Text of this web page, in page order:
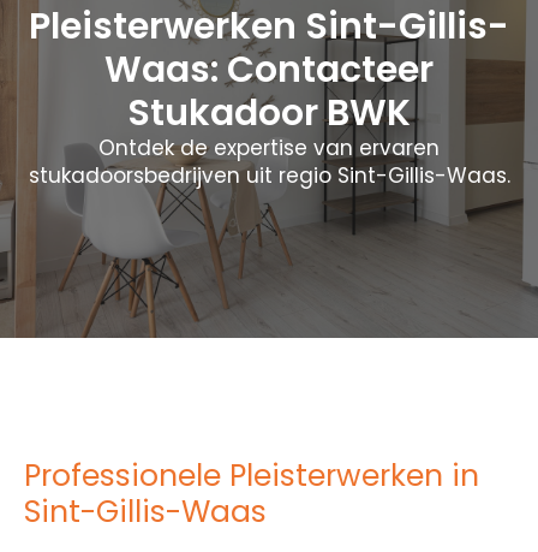
Pleisterwerken Sint-Gillis-
Waas: Contacteer
Stukadoor BWK
Ontdek de expertise van ervaren
stukadoorsbedrijven uit regio Sint-Gillis-Waas.
Professionele Pleisterwerken in
Sint-Gillis-Waas